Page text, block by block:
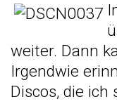
weiter. Dann
Irgendwie
Discos, die ich